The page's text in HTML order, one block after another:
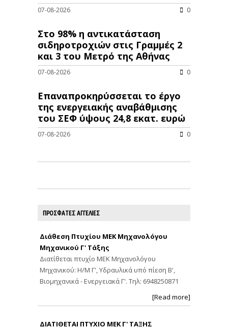
07-08-2026 0
Στο 98% η αντικατάσταση
σιδηροτροχιών στις Γραμμές 2
και 3 του Μετρό της Αθήνας
07-08-2026 0
Επαναπροκηρύσσεται το έργο
της ενεργειακής αναβάθμισης
του ΣΕΦ ύψους 24,8 εκατ. ευρώ
07-08-2026 0
ΠΡΟΣΦΑΤΕΣ ΑΓΓΕΛΙΕΣ
Διάθεση Πτυχίου ΜΕΚ Μηχανολόγου
Μηχανικού Γ' Τάξης
Διατίθεται πτυχίο ΜΕΚ Μηχανολόγου
Μηχανικού: Η/Μ Γ', Υδραυλικά υπό πίεση Β',
Βιομηχανικά - Ενεργειακά Γ'. Τηλ: 6948250871
[Read more]
ΔΙΑΤΙΘΕΤΑΙ ΠΤΥΧΙΟ ΜΕΚ Γ' ΤΑΞΗΣ